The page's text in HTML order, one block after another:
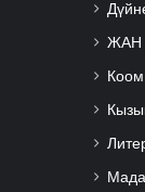
ЖАН
Коом